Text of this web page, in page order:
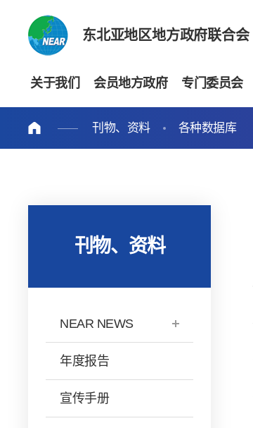
东北亚地区地方政府联合会
关于我们 会员地方政府 专门委员会
刊物、资料 各种数据库
刊物、资料
NEAR NEWS
年度报告
宣传手册